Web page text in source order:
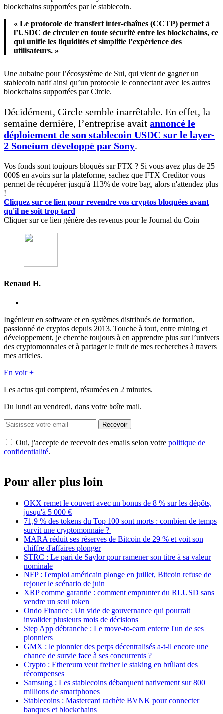
blockchains supportées par le stablecoin.
« Le protocole de transfert inter-chaînes (CCTP) permet à
l’USDC de circuler en toute sécurité entre les blockchains, ce
qui unifie les liquidités et simplifie l’expérience des
utilisateurs. »
Une aubaine pour l’écosystème de Sui, qui vient de gagner un
stablecoin natif ainsi qu’un protocole le connectant avec les autres
blockchains supportées par Circle.
Décidément, Circle semble inarrêtable. En effet, la
semaine dernière, l’entreprise avait annoncé le
déploiement de son stablecoin USDC sur le layer-
2 Soneium développé par Sony.
Vos fonds sont toujours bloqués sur FTX ? Si vous avez plus de 25
000$ en avoirs sur la plateforme, sachez que FTX Creditor vous
permet de récupérer jusqu'à 113% de votre bag, alors n'attendez plus
!
Cliquez sur ce lien pour revendre vos cryptos bloquées avant
qu'il ne soit trop tard
Cliquer sur ce lien génère des revenus pour le Journal du Coin
Renaud H.
Ingénieur en software et en systèmes distribués de formation,
passionné de cryptos depuis 2013. Touche à tout, entre mining et
développement, je cherche toujours à en apprendre plus sur l’univers
des cryptomonnaies et à partager le fruit de mes recherches à travers
mes articles.
En voir +
Les actus qui comptent, résumées en 2 minutes.
Du lundi au vendredi, dans votre boîte mail.
Recevoir
Oui, j'accepte de recevoir des emails selon votre politique de
confidentialité.
Pour aller plus loin
OKX remet le couvert avec un bonus de 8 % sur les dépôts,
jusqu'à 5 000 €
71,9 % des tokens du Top 100 sont morts : combien de temps
survit une cryptomonnaie ?
MARA réduit ses réserves de Bitcoin de 29 % et voit son
chiffre d'affaires plonger
STRC : Le pari de Saylor pour ramener son titre à sa valeur
nominale
NFP : l'emploi américain plonge en juillet, Bitcoin refuse de
rejouer le scénario de juin
XRP comme garantie : comment emprunter du RLUSD sans
vendre un seul token
Ondo Finance : Un vide de gouvernance qui pourrait
invalider plusieurs mois de décisions
Step App débranche : Le move-to-earn enterre l'un de ses
pionniers
GMX : le pionnier des perps décentralisés a-t-il encore une
chance de survie face à ses concurrents ?
Crypto : Ethereum veut freiner le staking en brûlant des
récompenses
Samsung : Les stablecoins débarquent nativement sur 800
millions de smartphones
Stablecoins : Mastercard rachète BVNK pour connecter
banques et blockchains